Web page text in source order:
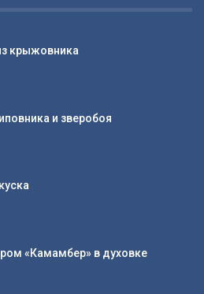
крыжовника
и зверобоя
«Камамбер» в духовке